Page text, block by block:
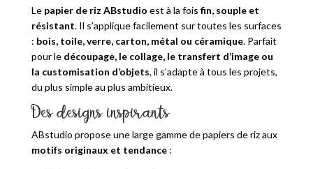
Le papier de riz ABstudio est à la fois fin, souple et
résistant. Il s’applique facilement sur toutes les surfaces
: bois, toile, verre, carton, métal ou céramique. Parfait
pour le découpage, le collage, le transfert d’image ou
la customisation d’objets, il s’adapte à tous les projets,
du plus simple au plus ambitieux.
Des designs inspirants
ABstudio propose une large gamme de papiers de riz aux
motifs originaux et tendance: